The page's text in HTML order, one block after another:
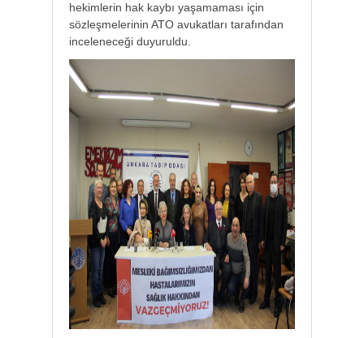
hekimlerin hak kaybı yaşamaması için
sözleşmelerinin ATO avukatları tarafından
inceleneceği duyuruldu.